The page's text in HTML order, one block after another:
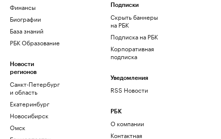
Финансы
Биографии
База знаний
РБК Образование
Новости
регионов
Санкт-Петербург
и область
Екатеринбург
Новосибирск
Омск
Подписки
Скрыть баннеры
на РБК
Подписка на РБК
Корпоративная
подписка
Уведомления
RSS Новости
РБК
О компании
Контактная